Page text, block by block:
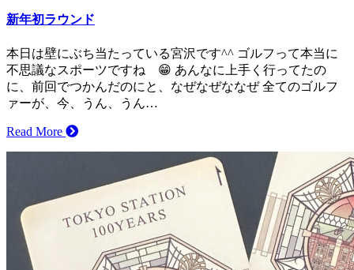
新年初ラウンド
本日は壁にぶち当たっている宮沢です^^ ゴルフって本当に
不思議なスポーツですね 😁 あんなに上手く行ってたの
に、前回でつかんだのにと、なぜなぜななぜ 全てのゴルフ
ァーが、今、うん、うん…
Read More